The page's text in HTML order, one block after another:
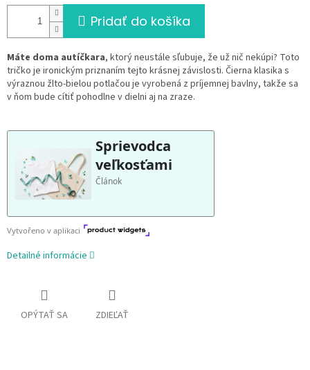
Pridať do košíka
Máte doma autíčkara, ktorý neustále sľubuje, že už nič nekúpi? Toto
tričko je ironickým priznaním tejto krásnej závislosti. Čierna klasika s
výraznou žlto-bielou potlačou je vyrobená z príjemnej bavlny, takže sa
v ňom bude cítiť pohodlne v dielni aj na zraze.
Detailné informácie
OPÝTAŤ SA ZDIEĽAŤ